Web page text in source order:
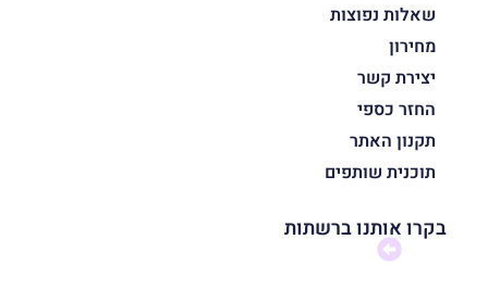
שאלות נפוצות
מחירון
יצירת קשר
החזר כספי
תקנון האתר
תוכנית שותפים
בקרו אותנו ברשתות